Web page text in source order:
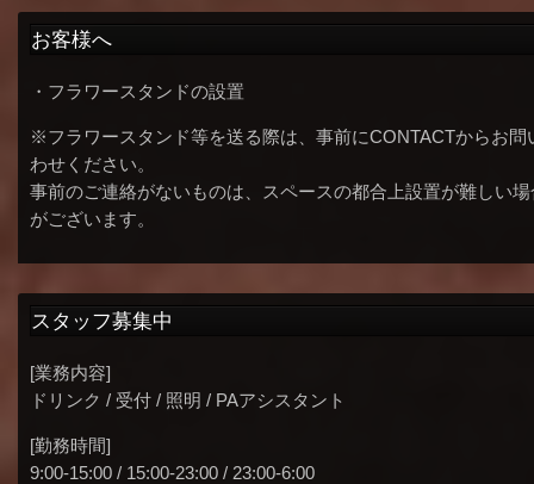
お客様へ
・フラワースタンドの設置
※フラワースタンド等を送る際は、事前にCONTACTからお問
わせください。
事前のご連絡がないものは、スペースの都合上設置が難しい場
がございます。
スタッフ募集中
[業務内容]
ドリンク / 受付 / 照明 / PAアシスタント
[勤務時間]
9:00-15:00 / 15:00-23:00 / 23:00-6:00